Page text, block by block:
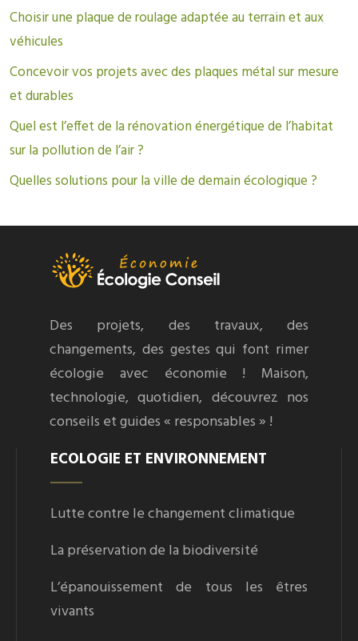
Choisir une plaque de roulage adaptée au terrain et aux
véhicules
Concevoir vos projets avec des plaques métal sur mesure
et durables
Quel est l’effet de la rénovation énergétique de l’habitat
sur la pollution de l’air ?
Quelles solutions pour la ville de demain écologique ?
Des projets, des travaux, des
changements, des gestes qui font rimer
écologie avec économie ! Maison,
technologie, quotidien, découvrez nos
conseils et guides « responsables » !
ECOLOGIE ET ENVIRONNEMENT
Lutte contre le changement climatique
La préservation de la biodiversité
L’épanouissement de tous les êtres
vivants